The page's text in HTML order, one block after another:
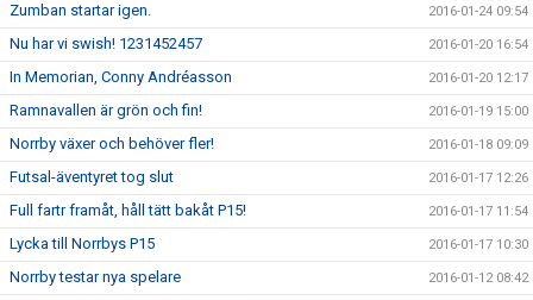
Zumban startar igen. 2016-01-24 09:54
Nu har vi swish! 1231452457 2016-01-20 16:54
In Memorian, Conny Andréasson 2016-01-20 12:17
Ramnavallen är grön och fin! 2016-01-19 15:00
Norrby växer och behöver fler! 2016-01-18 09:09
Futsal-äventyret tog slut 2016-01-17 12:26
Full fartr framåt, håll tätt bakåt P15! 2016-01-17 11:54
Lycka till Norrbys P15 2016-01-17 10:30
Norrby testar nya spelare 2016-01-12 08:42